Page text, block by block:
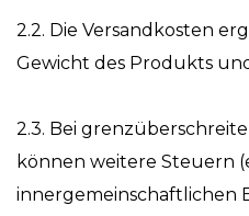
2.2. Die Versandkosten
Gewicht des Produkts
2.3. Bei
können weitere Steuern
innergemeinschaftlichen